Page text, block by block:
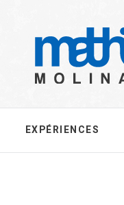
EXPÉRIENCES